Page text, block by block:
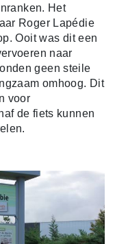
Het
Roger Lapédie
Ooit was dit een
naar
geen steile
omhoog. Dit
voor
de fiets kunnen